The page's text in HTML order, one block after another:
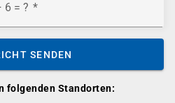
folgenden Standorten:
6 = ?
SENDEN